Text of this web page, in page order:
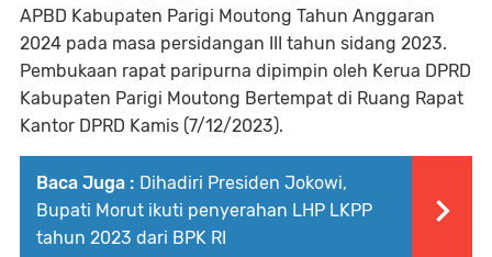
APBD Kabupaten Parigi Moutong Tahun Anggaran
2024 pada masa persidangan III tahun sidang 2023.
Pembukaan rapat paripurna dipimpin oleh Kerua DPRD
Kabupaten Parigi Moutong Bertempat di Ruang Rapat
Kantor DPRD Kamis (7/12/2023).
Baca Juga : Dihadiri Presiden Jokowi,
Bupati Morut ikuti penyerahan LHP LKPP
tahun 2023 dari BPK RI